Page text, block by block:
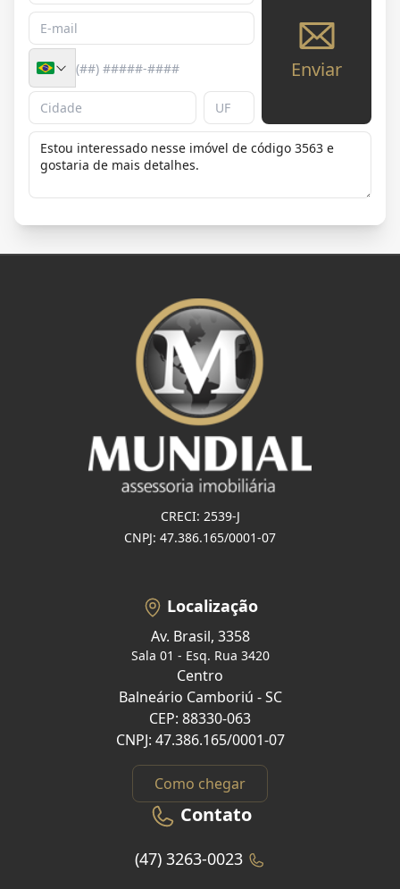
Enviar
CRECI: 2539-J
CNPJ: 47.386.165/0001-07
Localização
Av. Brasil, 3358
Sala 01 - Esq. Rua 3420
Centro
Balneário Camboriú - SC
CEP: 88330-063
CNPJ: 47.386.165/0001-07
Como chegar
Contato
(47) 3263-0023